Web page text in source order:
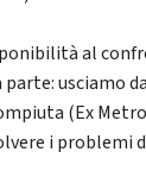
al
parte: usciamo
(Ex
i problemi